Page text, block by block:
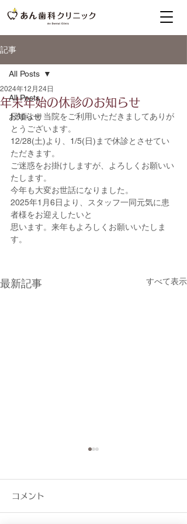
記事
All Posts
お知らせ
All Posts
年末年始の休診のお知らせ
2024年12月24日
日頃より当院をご利用いただきましてありが
とうございます。
12/28(土)より、1/5(日)まで休診とさせてい
ただきます。
ご迷惑をお掛けしますが、よろしくお願いい
たします。
今年も大変お世話になりました。
2025年1月6日より、スタッフ一同元気に患
者様をお迎えしたいと
思います。来年もよろしくお願いいたしま
す。
最新記事 すべて表示
だきましてありがとうござい
ます。 誠に勝手ながら、8月
コメント